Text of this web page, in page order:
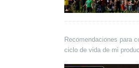
Recomendaciones para
ciclo de vida de mi